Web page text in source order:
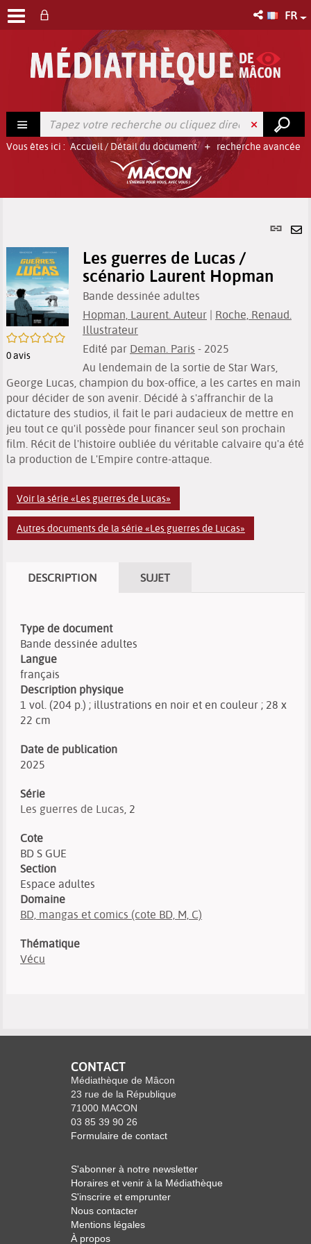
FR
recherche avancée
Vous êtes ici : Accueil/ Détail du document
Lien
/5
0avis
Les guerres de Lucas /
scénario Laurent Hopman
Bande dessinée adultes
Hopman, Laurent. Auteur | Roche, Renaud.
Illustrateur
Edité par Deman. Paris - 2025
Au lendemain de la sortie de Star Wars,
George Lucas, champion du box-office, a les cartes en main
pour décider de son avenir. Décidé à s'affranchir de la
dictature des studios, il fait le pari audacieux de mettre en
jeu tout ce qu'il possède pour financer seul son prochain
film. Récit de l'histoire oubliée du véritable calvaire qu'a été
la production de L'Empire contre-attaque.
Voir la série «Les guerres de Lucas»
Autres documents de la série «Les guerres de Lucas»
DESCRIPTION SUJET
Type de document
Bande dessinée adultes
Langue
français
Description physique
1 vol. (204 p.) ; illustrations en noir et en couleur ; 28 x
22 cm
Date de publication
2025
Série
Les guerres de Lucas, 2
Cote
BD S GUE
Section
Espace adultes
Domaine
BD, mangas et comics (cote BD, M, C)
Thématique
Vécu
CONTACT
Médiathèque de Mâcon
23 rue de la République
71000 MACON
03 85 39 90 26
Formulaire de contact
S'abonner à notre newsletter
Horaires et venir à la Médiathèque
S'inscrire et emprunter
Nous contacter
Mentions légales
À propos